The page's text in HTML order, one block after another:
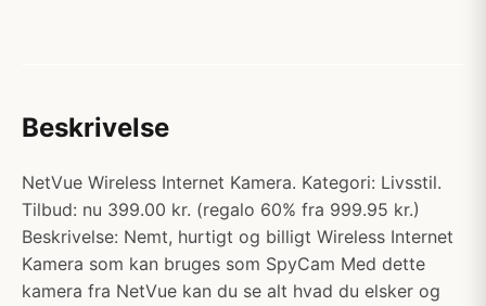
Beskrivelse
NetVue Wireless Internet Kamera. Kategori: Livsstil.
Tilbud: nu 399.00 kr. (regalo 60% fra 999.95 kr.)
Beskrivelse: Nemt, hurtigt og billigt Wireless Internet
Kamera som kan bruges som SpyCam Med dette
kamera fra NetVue kan du se alt hvad du elsker og